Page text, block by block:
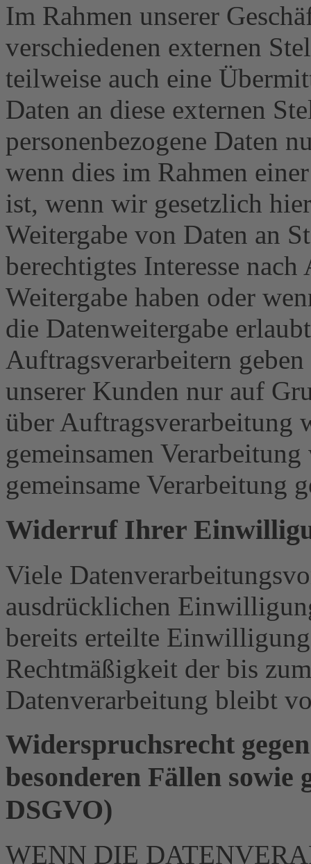
Im Rahmen unserer
verschiedenen externen
teilweise auch eine
Daten an diese externen
personenbezogene Daten
wenn dies im Rahmen
ist, wenn wir gesetzlich
Weitergabe von Daten an
berechtigtes Interesse
Weitergabe haben oder
die Datenweitergabe
Auftragsverarbeitern
unserer Kunden nur auf
über Auftragsverarbeitung
gemeinsamen
gemeinsame Verarbeitung
Widerruf Ihrer
Viele
ausdrücklichen
bereits erteilte
Rechtmäßigkeit der bis
Datenverarbeitung bleibt
Widerspruchsrecht
besonderen Fällen
DSGVO)
WENN DIE